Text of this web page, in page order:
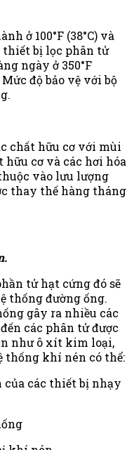
ở 100°F (38°C) và
thiết bị lọc phân tử
ngày ở 350°F
Mức độ bảo vệ với bộ
chất hữu cơ với mùi
hữu cơ và các hơi hóa
vào lưu lượng
thay thế hàng tháng
tử hạt cứng đó sẽ
thống đường ống.
gây ra nhiều các
các phân tử được
như ô xít kim loại,
thống khí nén có thể:
của các thiết bị nhạy